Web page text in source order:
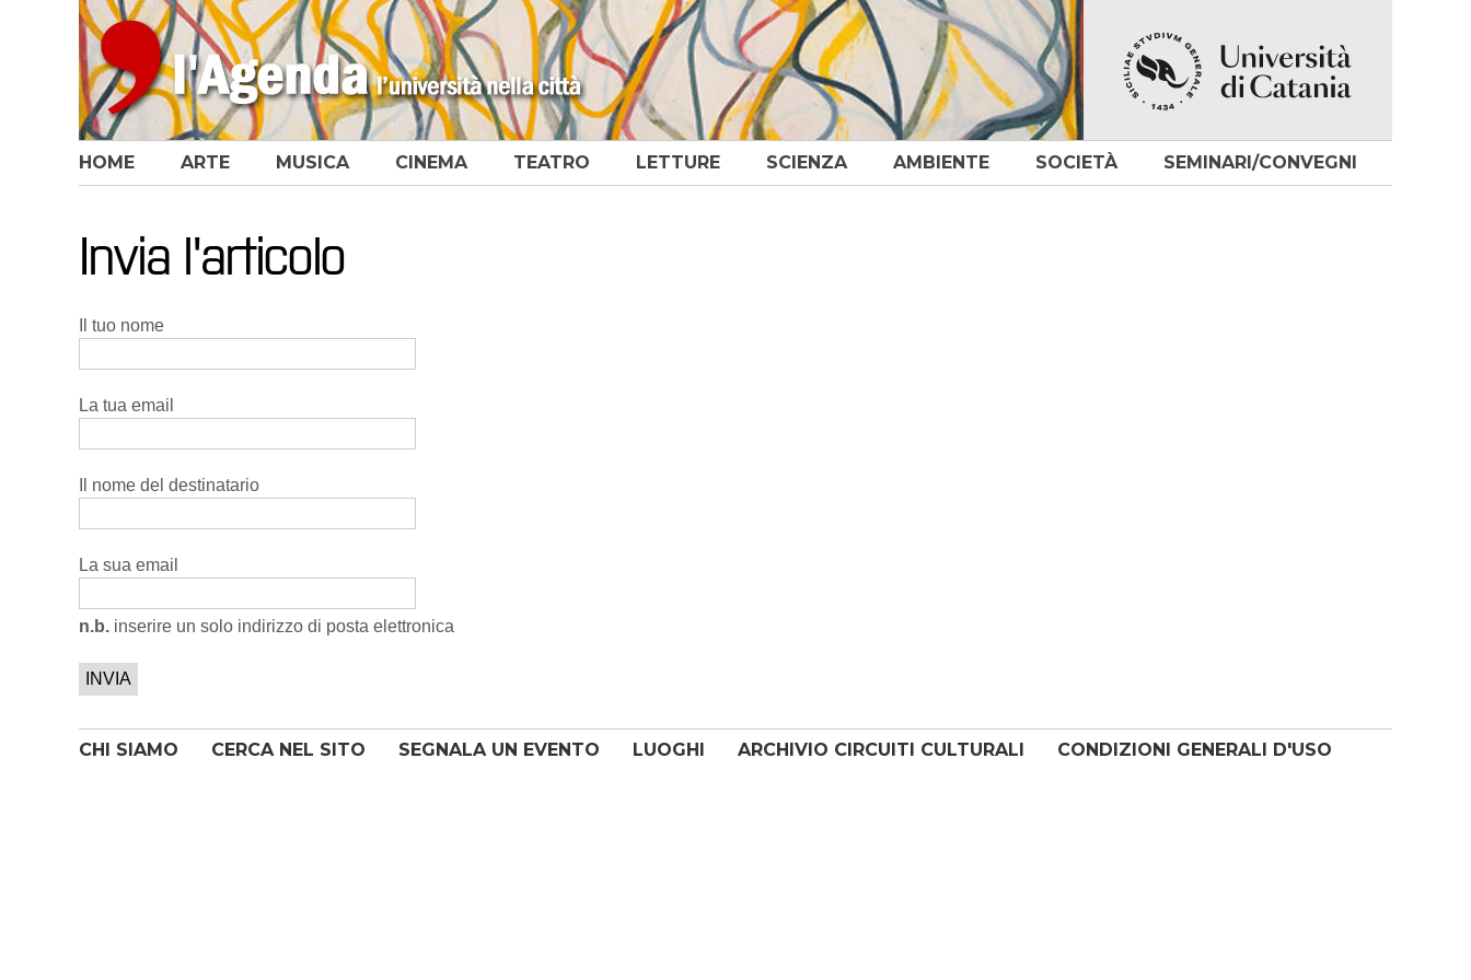
HOME ARTE MUSICA CINEMA TEATRO LETTURE SCIENZA AMBIENTE SOCIETÀ SEMINARI/CONVEGNI
Invia l'articolo
Il tuo nome
La tua email
Il nome del destinatario
La sua email
n.b. inserire un solo indirizzo di posta elettronica
CHI SIAMO CERCA NEL SITO SEGNALA UN EVENTO LUOGHI ARCHIVIO CIRCUITI CULTURALI CONDIZIONI GENERALI D'USO